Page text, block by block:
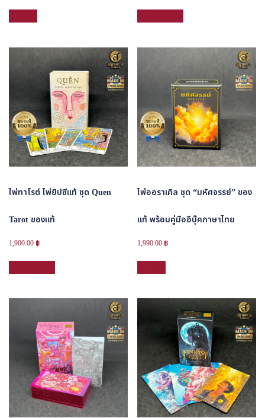
ไพ่ทาโรต์ ไพ่ยิปซีแท้ ชุด Quen
Tarot ของแท้
1,900.00 ฿
ไพ่ออราเคิล ชุด “มหัศจรรย์” ของ
แท้ พร้อมคู่มืออีบุ๊คภาษาไทย
1,990.00 ฿